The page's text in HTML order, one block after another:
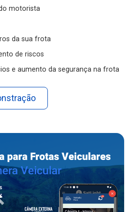
motorista
da sua frota
de riscos
e aumento da segurança na frota